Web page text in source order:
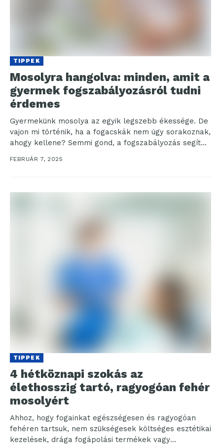
TIPPEK
Mosolyra hangolva: minden, amit a
gyermek fogszabályozásról tudni
érdemes
Gyermekünk mosolya az egyik legszebb ékessége. De
vajon mi történik, ha a fogacskák nem úgy sorakoznak,
ahogy kellene? Semmi gond, a fogszabályozás segít...
FEBRUÁR 7, 2025
TIPPEK
4 hétköznapi szokás az
élethosszig tartó, ragyogóan fehér
mosolyért
Ahhoz, hogy fogainkat egészségesen és ragyogóan
fehéren tartsuk, nem szükségesek költséges esztétikai
kezelések, drága fogápolási termékek vagy